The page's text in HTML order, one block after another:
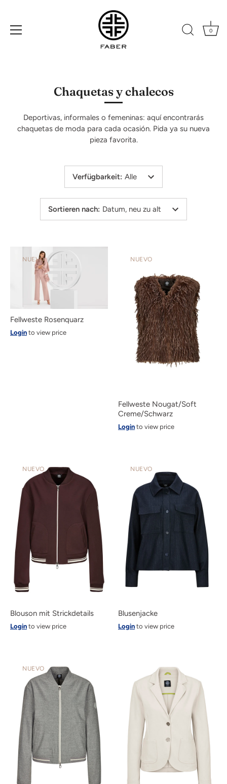
0
Chaquetas y chalecos
Deportivas, informales o femeninas: aquí encontrarás
chaquetas de moda para cada ocasión. Pida ya su nueva
pieza favorita.
Verfügbarkeit: Alle
Sortieren nach: Datum, neu zu alt
NUEVO
Fellweste Rosenquarz
Login to view price
NUEVO
Fellweste Nougat/Soft
Creme/Schwarz
Login to view price
NUEVO
Blouson mit Strickdetails
Login to view price
NUEVO
Blusenjacke
Login to view price
NUEVO